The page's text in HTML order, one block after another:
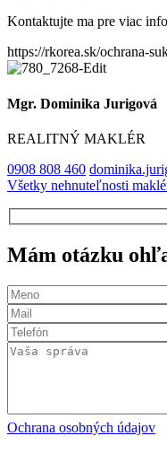
Kontaktujte ma pre viac
https://rkorea.sk/ochrana-
Mgr. Dominika Jurigová
REALITNÝ MAKLÉR
0908 808 460
Všetky nehnuteľnosti
Mám otázku
Ochrana osobných údajov